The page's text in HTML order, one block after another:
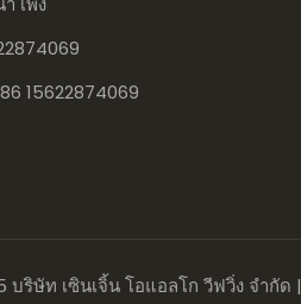
15622874069
บริษัท เซินเจิ้น โอแอลโก วีฟวิ่ง จำกัด |